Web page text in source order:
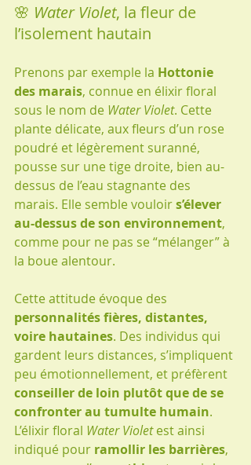
🌸 Water Violet, la fleur de
l’isolement hautain
Prenons par exemple la Hottonie
des marais, connue en élixir floral
sous le nom de Water Violet. Cette
plante délicate, aux fleurs d’un rose
poudré et légèrement suranné,
pousse sur une tige droite, bien au-
dessus de l’eau stagnante des
marais. Elle semble vouloir s’élever
au-dessus de son environnement,
comme pour ne pas se “mélanger” à
la boue alentour.
Cette attitude évoque des
personnalités fières, distantes,
voire hautaines. Des individus qui
gardent leurs distances, s’impliquent
peu émotionnellement, et préfèrent
conseiller de loin plutôt que de se
confronter au tumulte humain.
L’élixir floral Water Violet est ainsi
indiqué pour ramollir les barrières,